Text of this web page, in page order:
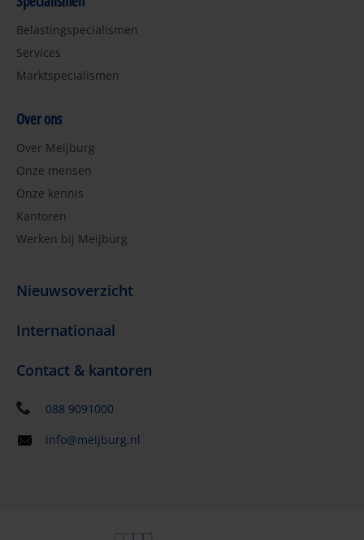
Belastingspecialismen
Services
Marktspecialismen
Over ons
Over Meijburg
Onze mensen
Onze kennis
Kantoren
Werken bij Meijburg
Nieuwsoverzicht
Internationaal
Contact & kantoren
088 9091000
info@meijburg.nl